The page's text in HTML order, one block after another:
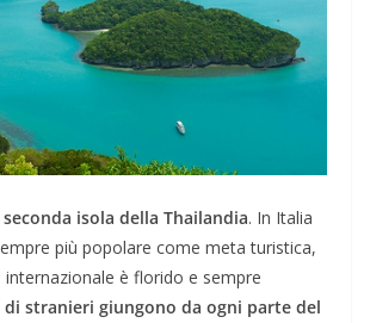
seconda isola della Thailandia. In Italia
più popolare come meta turistica,
è florido e sempre
di stranieri giungono da ogni parte del